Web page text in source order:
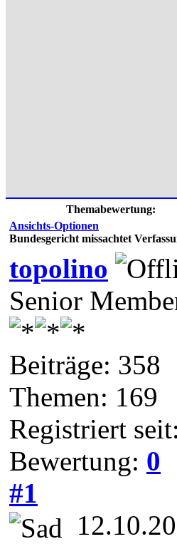
Themabewertung:
Ansichts-Optionen
Bundesgericht missachtet
topolino
Senior
Beiträge: 358
Themen: 169
Registriert
Bewertung: 0
#1